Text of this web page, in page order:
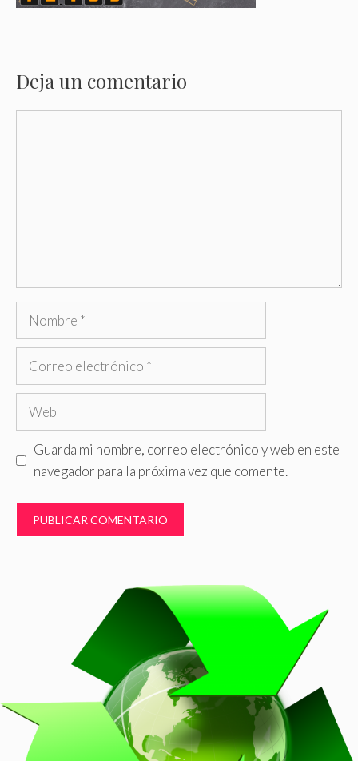
Deja un comentario
Nombre
Correo
Web
Guarda mi nombre, correo electrónico y web en este
navegador para la próxima vez que comente.